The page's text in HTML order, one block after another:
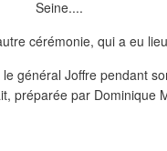
cérémonie, qui a eu
général Joffre pendant
préparée par Dominique